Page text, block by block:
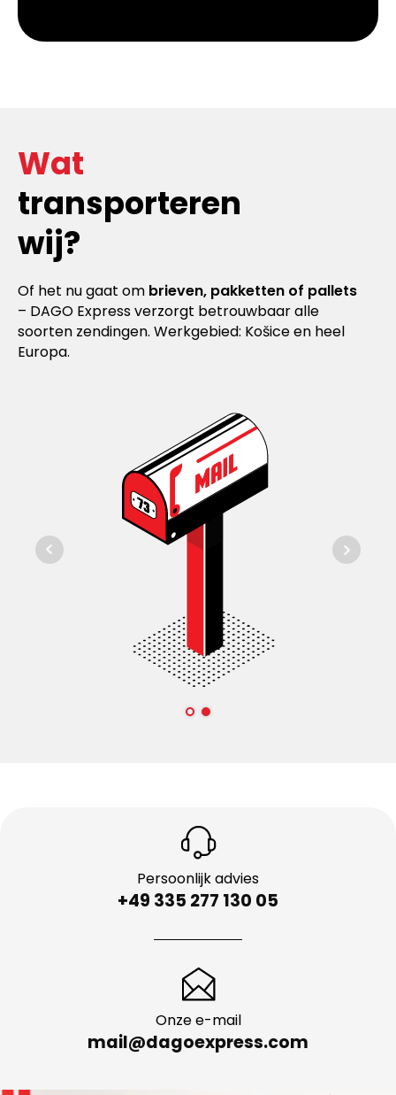
Wat
transporteren
wij?
Of het nu gaat om brieven, pakketten of pallets
– DAGO Express verzorgt betrouwbaar alle
soorten zendingen. Werkgebied: Košice en heel
Europa.
Persoonlijk advies
+49 335 277 130 05
Onze e-mail
mail@dagoexpress.com